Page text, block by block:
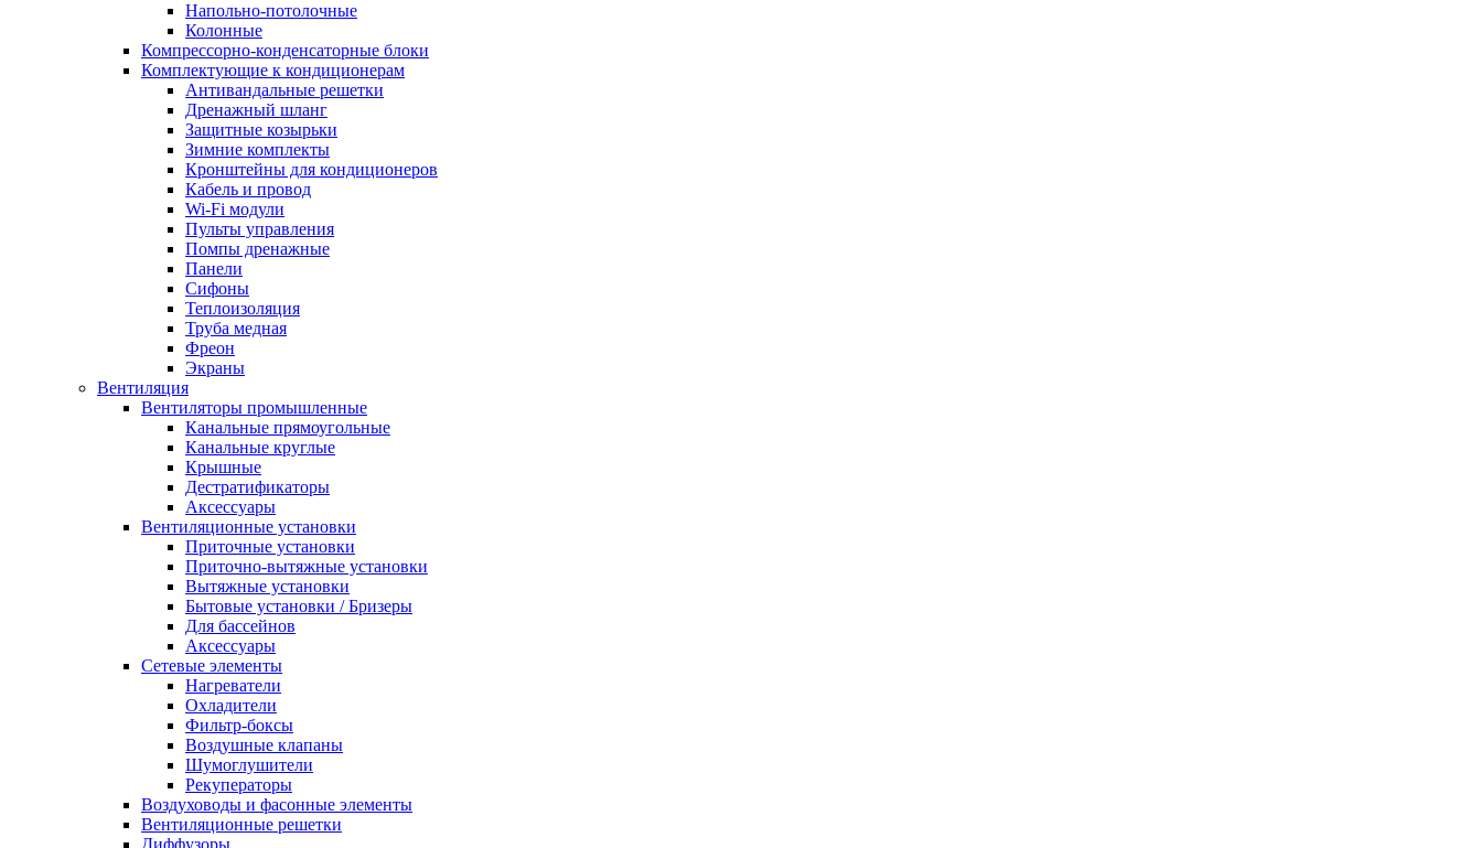
Напольно-потолочные
Колонные
Компрессорно-конденсаторные блоки
Комплектующие к кондиционерам
Антивандальные решетки
Дренажный шланг
Защитные козырьки
Зимние комплекты
Кронштейны для кондиционеров
Кабель и провод
Wi-Fi модули
Пульты управления
Помпы дренажные
Панели
Сифоны
Теплоизоляция
Труба медная
Фреон
Экраны
Вентиляция
Вентиляторы промышленные
Канальные прямоугольные
Канальные круглые
Крышные
Дестратификаторы
Аксессуары
Вентиляционные установки
Приточные установки
Приточно-вытяжные установки
Вытяжные установки
Бытовые установки / Бризеры
Для бассейнов
Аксессуары
Сетевые элементы
Нагреватели
Охладители
Фильтр-боксы
Воздушные клапаны
Шумоглушители
Рекуператоры
Воздуховоды и фасонные элементы
Вентиляционные решетки
Диффузоры